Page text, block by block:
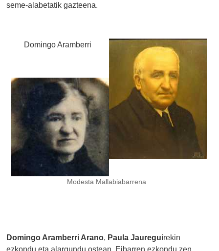
seme-alabetatik gazteena.
Domingo Aramberri
Modesta Mallabiabarrena
Domingo Aramberri Arano, Paula Jaureguirekin
ezkondu eta alargundu ostean, Eibarren ezkondu zen